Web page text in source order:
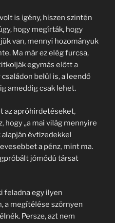
is igény, hiszen szintén
hogy megírták, hogy
van, mennyi hozományuk
Ma már ez elég furcsa,
egymás előtt a
belül is, a leendő
ameddig csak lehet.
az apróhirdetéseket,
hogy „a mai világ mennyire
évtizedekkel
a pénz, mint ma.
jómódú társat
feladna egy ilyen
a megítélése szörnyen
Persze, azt nem